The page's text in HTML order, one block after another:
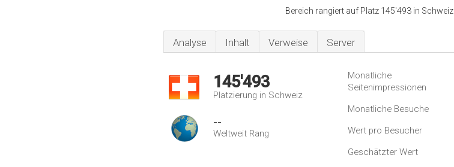
Bereich rangiert auf Platz 145'493 in Schweiz.
Analyse Inhalt Verweise Server
145'493
Platzierung in Schweiz
--
Weltweit Rang
Monatliche
Seitenimpressionen
Monatliche Besuche
Wert pro Besucher
Geschätzter Wert